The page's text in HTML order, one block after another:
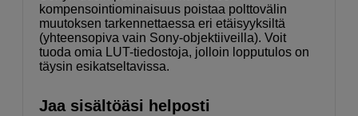
kompensointiominaisuus poistaa polttovälin
muutoksen tarkennettaessa eri etäisyyksiltä
(yhteensopiva vain Sony-objektiiveilla). Voit
tuoda omia LUT-tiedostoja, jolloin lopputulos on
täysin esikatseltavissa.
Jaa sisältöäsi helposti